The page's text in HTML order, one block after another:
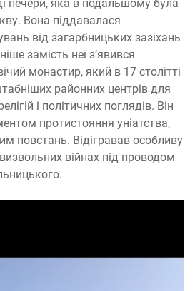
печери, яка в подальшому була
Вона піддавалася
від загарбницьких зазіхань
замість неї з’явився
монастир, який в 17 столітті
районних центрів для
і політичних поглядів. Він
протистояння уніатства,
повстань. Відігравав особливу
війнах під проводом